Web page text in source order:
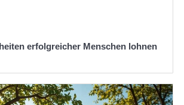
erfolgreicher Menschen lohnen